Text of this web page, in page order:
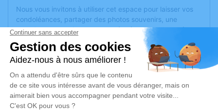
Nous vous invitons à utiliser cet espace pour laisser vos
condoléances, partager des photos souvenirs, une
anecdote ou exprimer vos pensées à travers des poèmes
ou des textes. Cet endroit est un lieu d'expression dédié à
honorer la mémoire de Francis CESBRON.
Un service de plantation d’arbre hommage estdisponible